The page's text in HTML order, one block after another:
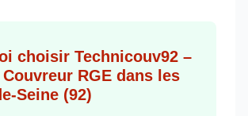
choisir Technicouv92 –
RGE dans les
Seine (92)